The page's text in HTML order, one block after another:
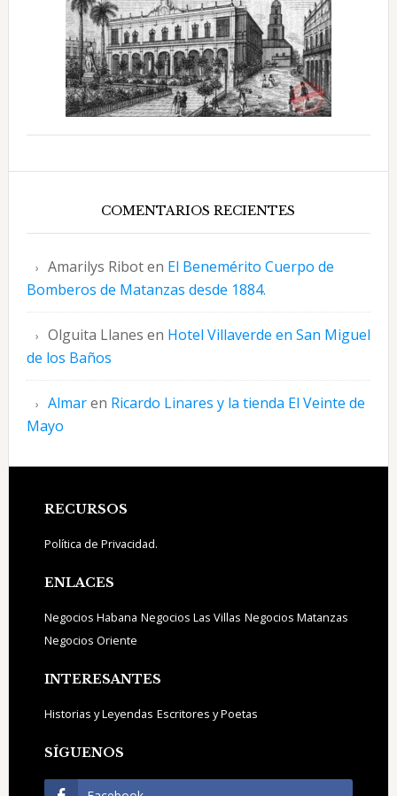
COMENTARIOS RECIENTES
Amarilys Riboten El Benemérito Cuerpo de
Bomberos de Matanzas desde 1884.
Olguita Llanes en Hotel Villaverde en San Miguel
de los Baños
Almaren Ricardo Linares y la tienda El Veinte de
Mayo
Footer
RECURSOS
Política de Privacidad.
ENLACES
Negocios Habana Negocios Las Villas Negocios Matanzas
Negocios Oriente
INTERESANTES
Historias y Leyendas Escritores y Poetas
SÍGUENOS